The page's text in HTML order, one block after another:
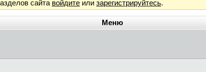
сайта войдите или зарегистрируйтесь.
Меню